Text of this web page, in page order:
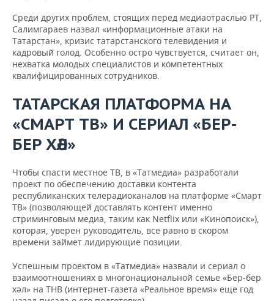
Среди других проблем, стоящих перед медиаотраслью РТ,
Салимгараев назвал «информационные атаки на
Татарстан», кризис татарстанского телевидения и
кадровый голод. Особенно остро чувствуется, считает он,
нехватка молодых специалистов и компетентных
квалифицированных сотрудников.
ТАТАРСКАЯ ПЛАТФОРМА НА
«СМАРТ ТВ» И СЕРИАЛ «БЕР-
БЕР ХӘЛ»
Чтобы спасти местное ТВ, в «Татмедиа» разработали
проект по обеспечению доставки контента
республиканских телерадиоканалов на платформе «Смарт
ТВ» (позволяющей доставлять контент именно
стриминговым медиа, таким как Netflix или «Кинопоиск»),
которая, уверен руководитель, все равно в скором
времени займет лидирующие позиции.
Успешным проектом в «Татмедиа» назвали и сериал о
взаимоотношениях в многонациональной семье «Бер-бер
хәл» на ТНВ (интернет-газета «Реальное время» еще год